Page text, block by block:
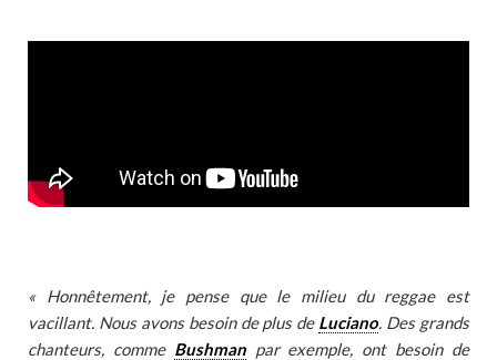
« Honnêtement, je pense que le milieu du reggae est
vacillant. Nous avons besoin de plus de Luciano. Des grands
chanteurs, comme Bushmanpar exemple, ont besoin de